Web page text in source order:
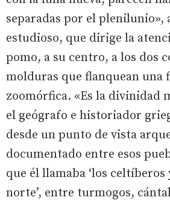
separadas por el plenilunio»,
estudioso, que dirige la
pomo, a su centro, a los dos
molduras que flanquean una
zoomórfica. «Es la divinidad
el geógrafo e historiador
desde un punto de vista
documentado entre esos
que él llamaba ‘los celtíberos
norte’, entre turmogos,